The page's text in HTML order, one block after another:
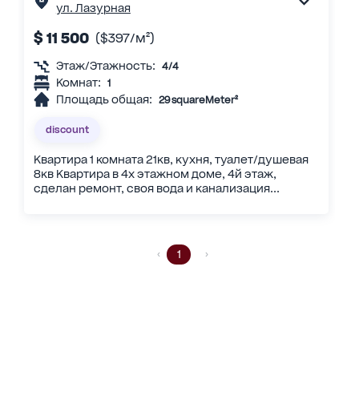
ул. Лазурная
$ 11 500 ($397/м²)
Этаж/Этажность: 4/4
Комнат: 1
Площадь общая: 29 squareMeter²
discount
Квартира 1 комната 21кв, кухня, туалет/душевая
8кв Квартира в 4х этажном доме, 4й этаж,
сделан ремонт, своя вода и канализация...
1